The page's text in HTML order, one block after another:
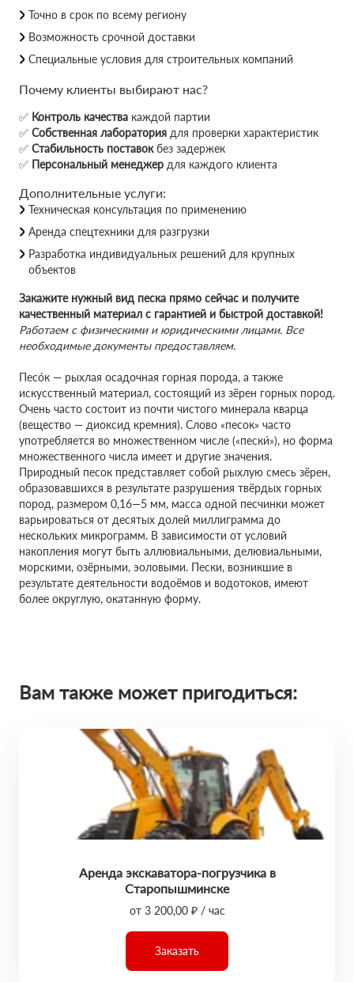
Точно в срок по всему региону
Возможность срочной доставки
Специальные условия для строительных компаний
Почему клиенты выбирают нас?
✅ Контроль качества каждой партии
✅ Собственная лаборатория для проверки характеристик
✅ Стабильность поставокбез задержек
✅ Персональный менеджер для каждого клиента
Дополнительные услуги:
Техническая консультация по применению
Аренда спецтехники для разгрузки
Разработка индивидуальных решений для крупных
объектов
Закажите нужный вид песка прямо сейчас и получите
качественный материал с гарантией и быстрой доставкой!
Работаем с физическими и юридическими лицами. Все
необходимые документы предоставляем.
Песо́к — рыхлая осадочная горная порода, а также
искусственный материал, состоящий из зёрен горных пород.
Очень часто состоит из почти чистого минерала кварца
(вещество — диоксид кремния). Слово «песок» часто
употребляется во множественном числе («пески́»), но форма
множественного числа имеет и другие значения.
Природный песок представляет собой рыхлую смесь зёрен,
образовавшихся в результате разрушения твёрдых горных
пород, размером 0,16—5 мм, масса одной песчинки может
варьироваться от десятых долей миллиграмма до
нескольких микрограмм. В зависимости от условий
накопления могут быть аллювиальными, делювиальными,
морскими, озёрными, эоловыми. Пески, возникшие в
результате деятельности водоёмов и водотоков, имеют
более округлую, окатанную форму.
Вам также может пригодиться:
Аренда экскаватора-погрузчика в
Старопышминске
от 3 200,00 ₽ / час
Заказать